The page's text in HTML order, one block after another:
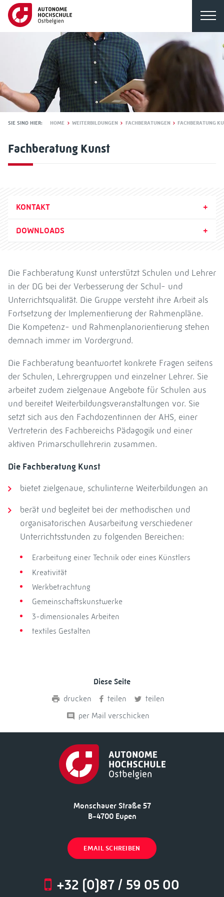
SIE SIND HIER: HOME WEITERBILDUNGEN FACHBERATUNGEN FACHBERATUNG
Fachberatung Kunst
KONTAKT
DOWNLOADS
Die Fachberatung Kunst unterstützt Schulen und Lehrer
in der DG bei der Verbesserung der Schul- und
Unterrichtsqualität. Die Gruppe versteht ihre Arbeit als
Fortsetzung der Implementierung der Rahmenpläne.
Die Kompetenz- und Rahmenplanorientierung stehen
demnach immer im Vordergrund.
Die Fachberatung beantwortet konkrete Fragen seitens
der Schulen, Lehrergruppen und einzelner Lehrer. Sie
arbeitet zudem zielgenaue Angebote für Schulen aus
und bereitet Weiterbildungsveranstaltungen vor. Sie
setzt sich aus den Fachdozentinnen der AHS, einer
Vertreterin des Fachbereichs Pädagogik und einer
aktiven Primarschullehrerin zusammen.
Die Fachberatung Kunst
bietet zielgenaue, schulinterne Weiterbildungen an
berät und begleitet bei der methodischen und
organisatorischen Ausarbeitung verschiedener
Unterrichtsstunden zu folgenden Bereichen:
Erarbeitung einer Technik oder eines Künstlers
Kreativität
Werkbetrachtung
Gemeinschaftskunstwerke
3-dimensionales Arbeiten
textiles Gestalten
Diese Seite
drucken
teilen
teilen
per Mail verschicken
Monschauer Straße 57
B-4700 Eupen
EMAIL SCHREIBEN
+32 (0)87 / 59 05 00